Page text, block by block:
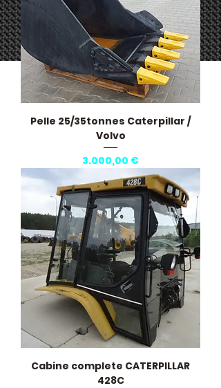
Pelle 25/35tonnes Caterpillar /
Volvo
Pris
3.000,00 €
Cabine complete CATERPILLAR
428C